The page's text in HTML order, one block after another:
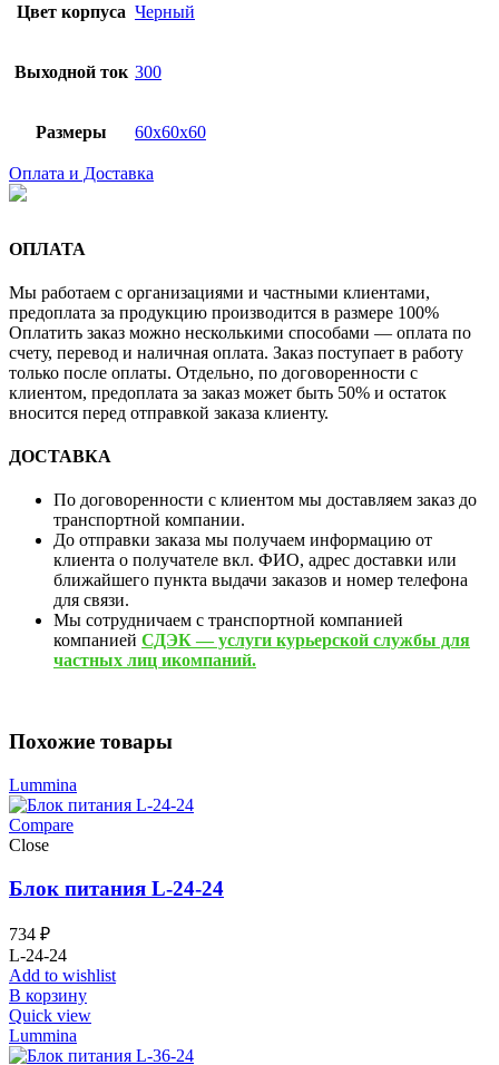
Цвет корпуса Черный
Выходной ток 300
Размеры 60x60x60
Оплата и Доставка
ОПЛАТА
Мы работаем с организациями и частными клиентами,
предоплата за продукцию производится в размере 100%
Оплатить заказ можно несколькими способами — оплата по
счету, перевод и наличная оплата. Заказ поступает в работу
только после оплаты. Отдельно, по договоренности с
клиентом, предоплата за заказ может быть 50% и остаток
вносится перед отправкой заказа клиенту.
ДОСТАВКА
По договоренности с клиентом мы доставляем заказ до
транспортной компании.
До отправки заказа мы получаем информацию от
клиента о получателе вкл. ФИО, адрес доставки или
ближайшего пункта выдачи заказов и номер телефона
для связи.
Мы сотрудничаем с транспортной компанией
компанией СДЭК — услуги курьерской службы для
частных лиц икомпаний.
Похожие товары
Lummina
Compare
Close
Блок питания L-24-24
734 ₽
L-24-24
Add to wishlist
В корзину
Quick view
Lummina